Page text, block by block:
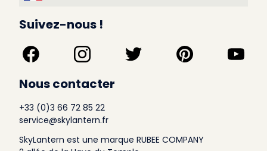
Suivez-nous !
Nous contacter
+33 (0)3 66 72 85 22
service@skylantern.fr
SkyLantern est une marque RUBEE COMPANY